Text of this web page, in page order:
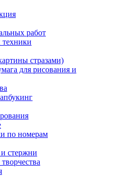
работ
техники
стразами)
для рисования и
по номерам
стержни